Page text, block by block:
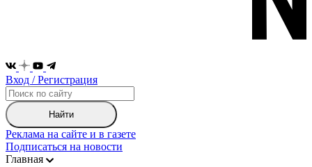
Вход / Регистрация
Найти
Реклама на сайте и в газете
Подписаться на новости
Главная